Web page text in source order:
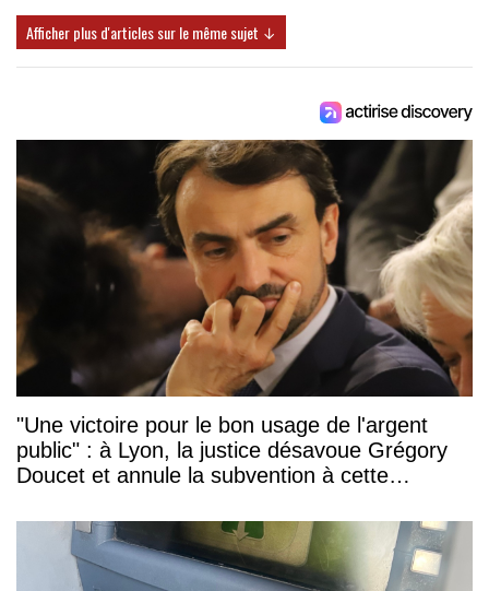
Afficher plus d'articles sur le même sujet ↓
"Une victoire pour le bon usage de l'argent
public" : à Lyon, la justice désavoue Grégory
Doucet et annule la subvention à cette